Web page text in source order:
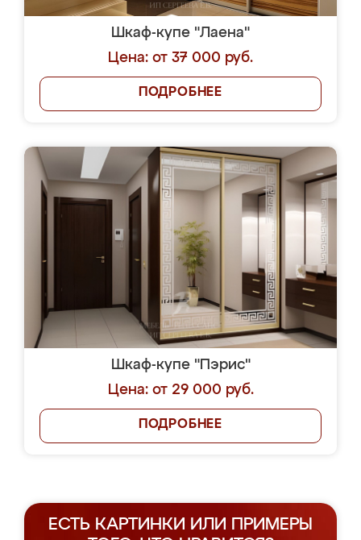
Шкаф-купе "Лаена"
Цена: от 37 000 руб.
ПОДРОБНЕЕ
Шкаф-купе "Пэрис"
Цена: от 29 000 руб.
ПОДРОБНЕЕ
ЕСТЬ КАРТИНКИ ИЛИ ПРИМЕРЫ